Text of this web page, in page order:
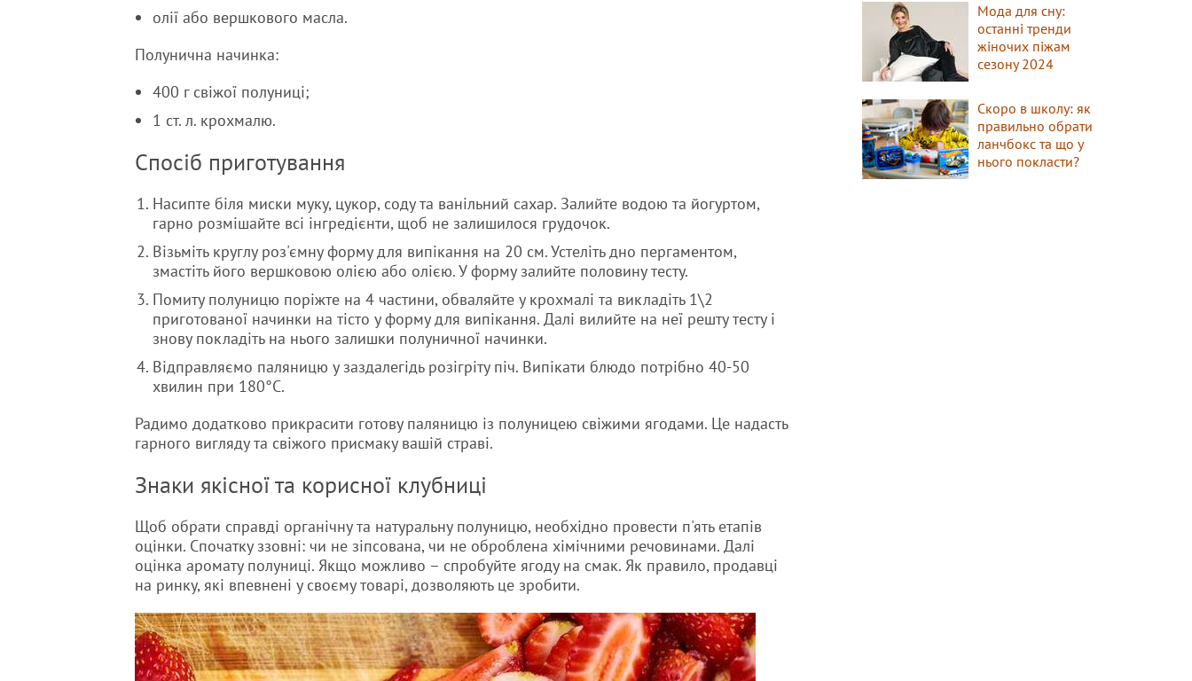
олії або вершкового масла.
Полунична начинка:
400 г свіжої полуниці;
1 ст. л. крохмалю.
Спосіб приготування
Насипте біля миски муку, цукор, соду та ванільний сахар. Залийте водою та йогуртом,
гарно розмішайте всі інгредієнти, щоб не залишилося грудочок.
Візьміть круглу роз'ємну форму для випікання на 20 см. Устеліть дно пергаментом,
змастіть його вершковою олією або олією. У форму залийте половину тесту.
Помиту полуницю поріжте на 4 частини, обваляйте у крохмалі та викладіть 1\2
приготованої начинки на тісто у форму для випікання. Далі вилийте на неї решту тесту і
знову покладіть на нього залишки полуничної начинки.
Відправляємо паляницю у заздалегідь розігріту піч. Випікати блюдо потрібно 40-50
хвилин при 180°С.
Радимо додатково прикрасити готову паляницю із полуницею свіжими ягодами. Це надасть
гарного вигляду та свіжого присмаку вашій страві.
Знаки якісної та корисної клубниці
Щоб обрати справді органічну та натуральну полуницю, необхідно провести п'ять етапів
оцінки. Спочатку ззовні: чи не зіпсована, чи не оброблена хімічними речовинами. Далі
оцінка аромату полуниці. Якщо можливо – спробуйте ягоду на смак. Як правило, продавці
на ринку, які впевнені у своєму товарі, дозволяють це зробити.
Мода для сну:
останні тренди
жіночих піжам
сезону 2024
Скоро в школу: як
правильно обрати
ланчбокс та що у
нього покласти?